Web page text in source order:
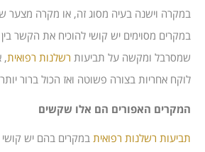
במקרה וישנה בעיה מסוג זה, או מקרה מצער
במקרים מסוימים יש קושי להוכיח את הקשר
שמסרבל ומקשה על תביעות רשלנות רפואית,
לוקח אחריות בצורה פשוטה ואז הכול ברור
המקרים האפורים הם אלו שקשים
תביעות רשלנות רפואית במקרים בהם יש